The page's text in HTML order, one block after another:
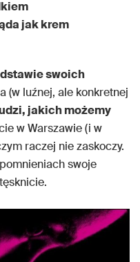
jak krem
swoich
(w luźnej, ale konkretnej
jakich możemy
w Warszawie (i w
raczej nie zaskoczy.
swoje